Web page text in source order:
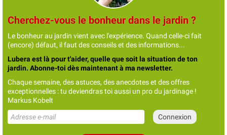
Cherchez-vous le bonheur dans le jardin ?
Le bonheur au jardin vient avec l'expérience. Quand celle-ci fait
(encore) défaut, il faut des conseils et des informations...
Lubera est là pour t'aider, quelle que soit la situation de ton
jardin. Abonne-toi dès maintenant à ma newsletter.
Chaque semaine, des astuces, des anecdotes et des offres
exceptionnelles : tu deviendras toi aussi un pro du jardinage !
Markus Kobelt